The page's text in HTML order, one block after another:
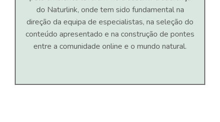
do Naturlink, onde tem sido fundamental na
direção da equipa de especialistas, na seleção do
conteúdo apresentado e na construção de pontes
entre a comunidade online e o mundo natural.